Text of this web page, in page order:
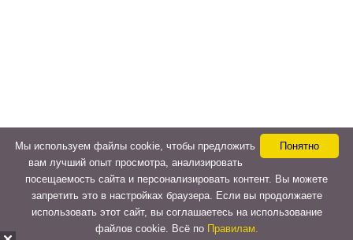
Понятно
Мы используем файлы cookie, чтобы предложить
вам лучший опыт просмотра, анализировать
посещаемость сайта и персонализировать контент. Вы можете
запретить это в настройках браузера. Если вы продолжаете
использовать этот сайт, вы соглашаетесь на использование
файлов cookie. Всё по Правилам.